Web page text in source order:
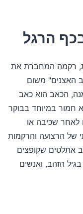
רקמה המחברת את
האצנים" משום
הכאב הוא כאב
חמור במיוחד בבוקר
לאחר שכיבה או
של הרצועה והרקמות
אתלטים שקופצים
הזהב, ואנשים